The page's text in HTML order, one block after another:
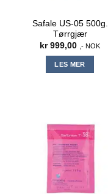
Safale US-05 500g.
Tørrgjær
kr999,00 ,- NOK
LES MER